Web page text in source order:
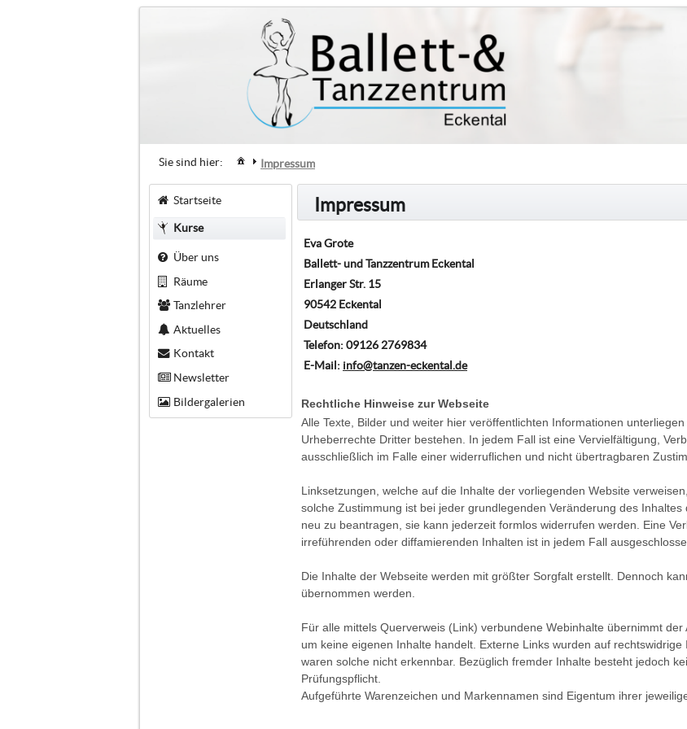
Sie sind hier: Impressum
Startseite
Kurse
Über uns
Räume
Tanzlehrer
Aktuelles
Kontakt
Newsletter
Bildergalerien
Impressum
Eva Grote
Ballett- und Tanzzentrum Eckental
Erlanger Str. 15
90542 Eckental
Deutschland
Telefon: 09126 2769834
E-Mail: info@tanzen-eckental.de
Rechtliche Hinweise zur Webseite
Alle Texte, Bilder und weiter hier veröffentlichten Informationen
Urheberrechte Dritter bestehen. In jedem Fall ist eine Vervielfältigung,
ausschließlich im Falle einer widerruflichen und nicht übertragbaren
Linksetzungen, welche auf die Inhalte der vorliegenden Website
solche Zustimmung ist bei jeder grundlegenden Veränderung des
neu zu beantragen, sie kann jederzeit formlos widerrufen werden. Eine
irreführenden oder diffamierenden Inhalten ist in jedem Fall
Die Inhalte der Webseite werden mit größter Sorgfalt erstellt. Dennoch
übernommen werden.
Für alle mittels Querverweis (Link) verbundene Webinhalte übernimmt
um keine eigenen Inhalte handelt. Externe Links wurden auf
waren solche nicht erkennbar. Bezüglich fremder Inhalte besteht jedoch
Prüfungspflicht.
Aufgeführte Warenzeichen und Markennamen sind Eigentum ihrer